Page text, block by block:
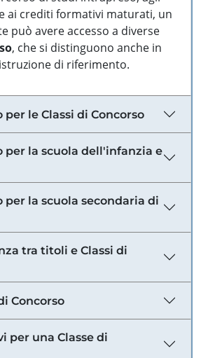
ai crediti formativi maturati, un
può avere accesso a diverse
, che si distinguono anche in
di riferimento.
per le Classi di Concorso
per la scuola dell'infanzia e
per la scuola secondaria di
tra titoli e Classi di
Concorso
per una Classe di